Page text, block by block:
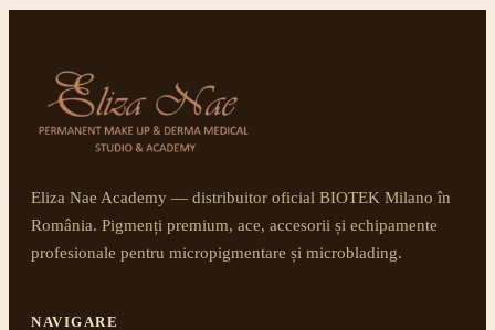
Eliza Nae Academy — distribuitor oficial BIOTEK Milano în
România. Pigmenți premium, ace, accesorii și echipamente
profesionale pentru micropigmentare și microblading.
NAVIGARE